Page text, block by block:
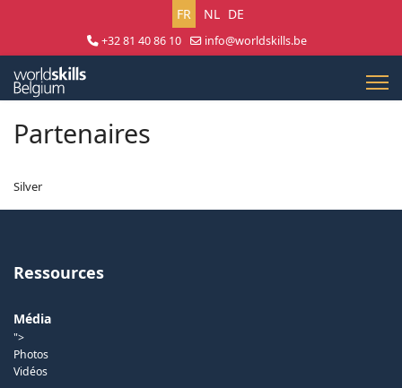
Sélectionnez votre langue
FR NL DE
+32 81 40 86 10
info@worldskills.be
Partenaires
Silver
Ressources
Média
">
Photos
Vidéos